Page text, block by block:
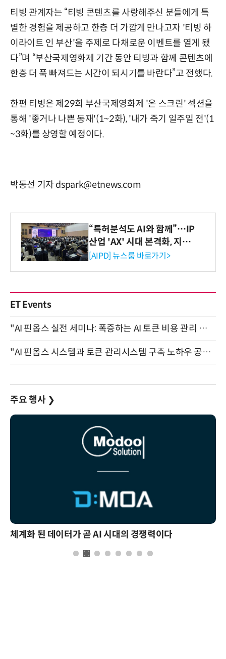
티빙 관계자는 “티빙 콘텐츠를 사랑해주신 분들에게 특
별한 경험을 제공하고 한층 더 가깝게 만나고자 '티빙 하
이라이트 인 부산'을 주제로 다채로운 이벤트를 열게 됐
다”며 “부산국제영화제 기간 동안 티빙과 함께 콘텐츠에
한층 더 푹 빠져드는 시간이 되시기를 바란다”고 전했다.
한편 티빙은 제29회 부산국제영화제 '온 스크린' 섹션을
통해 '좋거나 나쁜 동재'(1~2화), '내가 죽기 일주일 전'(1
~3화)를 상영할 예정이다.
박동선 기자 dspark@etnews.com
“특허분석도 AI와 함께”…IP
산업 'AX' 시대 본격화, 지식
재산처 1호 AI IP데이터분석
[AIPD] 뉴스룸 바로가기>
ET Events
"AI 핀옵스 실전 세미나: 폭증하는 AI 토큰 비용 관리 전략" 8월 21일 개최
"AI 핀옵스 시스템과 토큰 관리시스템 구축 노하우 공개" 잠실 한국광고문화회관 2층 대회의실 (8/21)
주요 행사 ❯
체계화 된 데이터가 곧 AI 시대의 경쟁력이다